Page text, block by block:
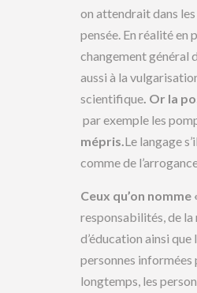
on attendrait dans
pensée. En réalité en
changement général
aussi à la
scientifique. Or la
par exemple les
mépris.Le langage
comme de
Ceux qu’on nomme
responsabilités, de la
d’éducation ainsi
personnes informées
longtemps, les